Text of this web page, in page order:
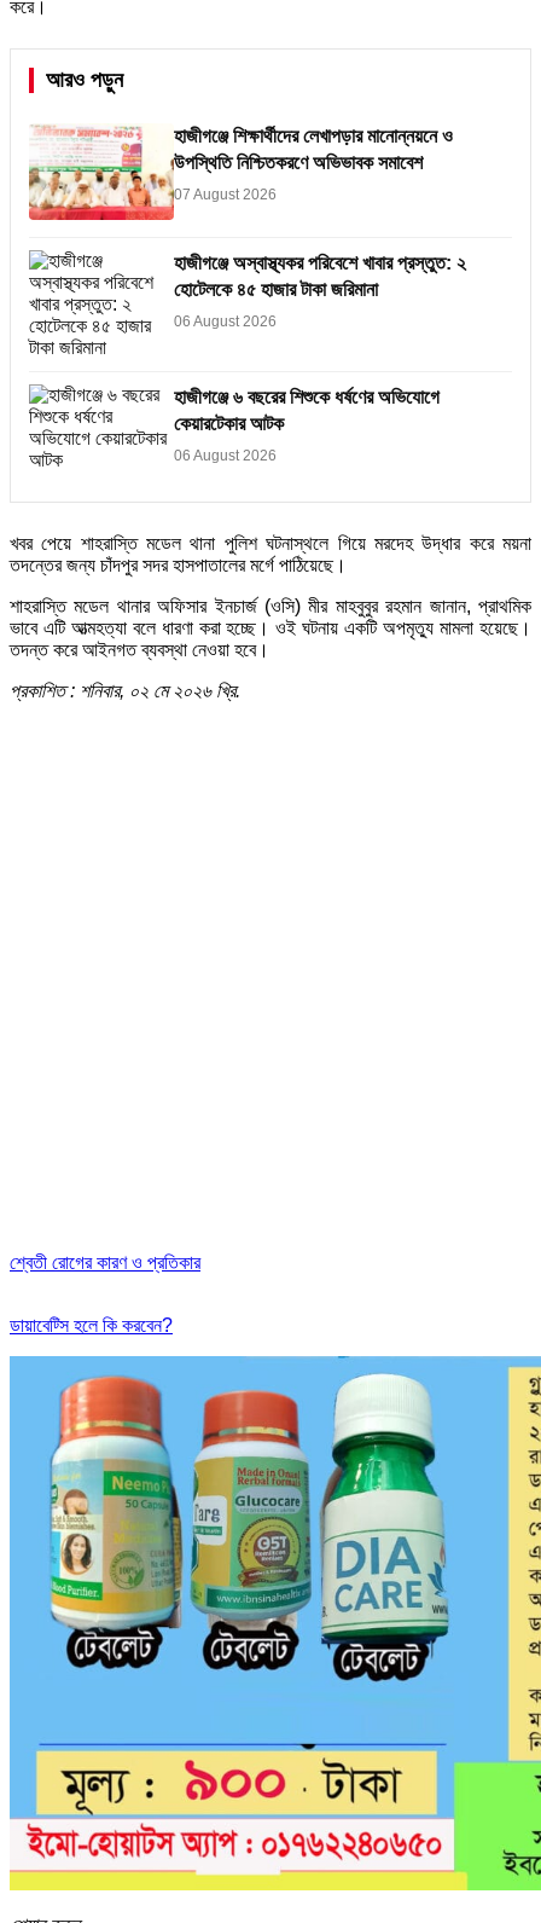
করে।
আরও পড়ুন
হাজীগঞ্জে শিক্ষার্থীদের লেখাপড়ার মানোন্নয়নে ও
উপস্থিতি নিশ্চিতকরণে অভিভাবক সমাবেশ
07 August 2026
হাজীগঞ্জে অস্বাস্থ্যকর পরিবেশে খাবার প্রস্তুত: ২
হোটেলকে ৪৫ হাজার টাকা জরিমানা
06 August 2026
হাজীগঞ্জে ৬ বছরের শিশুকে ধর্ষণের অভিযোগে
কেয়ারটেকার আটক
06 August 2026
খবর পেয়ে শাহরাস্তি মডেল থানা পুলিশ ঘটনাস্থলে গিয়ে মরদেহ উদ্ধার করে ময়না
তদন্তের জন্য চাঁদপুর সদর হাসপাতালের মর্গে পাঠিয়েছে।
শাহরাস্তি মডেল থানার অফিসার ইনচার্জ (ওসি) মীর মাহবুবুর রহমান জানান, প্রাথমিক
ভাবে এটি আত্মহত্যা বলে ধারণা করা হচ্ছে। ওই ঘটনায় একটি অপমৃত্যু মামলা হয়েছে।
তদন্ত করে আইনগত ব্যবস্থা নেওয়া হবে।
প্রকাশিত : শনিবার, ০২ মে ২০২৬ খ্রি.
শ্বেতী রোগের কারণ ও প্রতিকার
ডায়াবেট্সি হলে কি করবেন?